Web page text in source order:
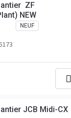
ZF
NEW
NEUF
JCB Midi-CX